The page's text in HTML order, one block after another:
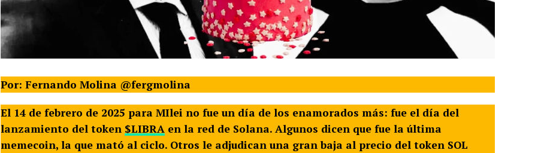
Por: Fernando Molina @fergmolina
El 14 de febrero de 2025 para MIlei no fue un día de los enamorados más: fue el día del
lanzamiento del token $LIBRA en la red de Solana. Algunos dicen que fue la última
memecoin, la que mató al ciclo. Otros le adjudican una gran baja al precio del token SOL